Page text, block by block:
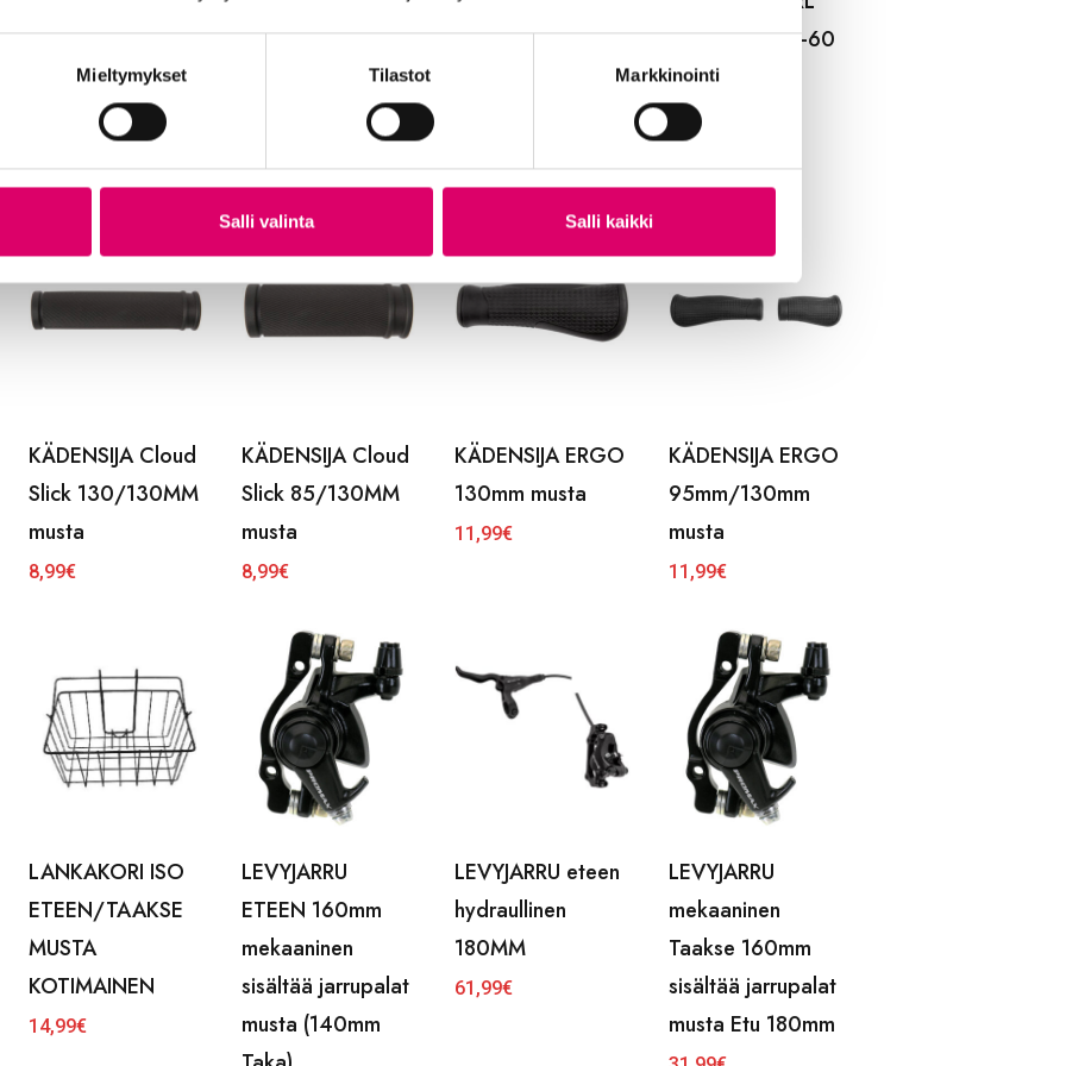
Mieltymykset Tilastot Markkinointi
Salli valinta Salli kaikki
VAAKAKIINNIKE
28 6MM tai 25
WAVE Bungee
FAUBER
City One L 57-60
Musta
49,99
KÄDENSIJA Cloud
Slick 130/130MM
musta
8,99€
KÄDENSIJA Cloud
Slick 85/130MM
musta
8,99€
KÄDENSIJA ERGO
130mm musta
11,99€
KÄDENSIJA ERGO
95mm/130mm
musta
11,99€
LANKAKORI ISO
ETEEN/TAAKSE
MUSTA
KOTIMAINEN
14,99€
LEVYJARRU
ETEEN 160mm
mekaaninen
sisältää jarrupalat
musta (140mm
LEVYJARRU eteen
hydraullinen
180MM
61,99€
LEVYJARRU
mekaaninen
Taakse 160mm
sisältää jarrupalat
musta Etu 180mm